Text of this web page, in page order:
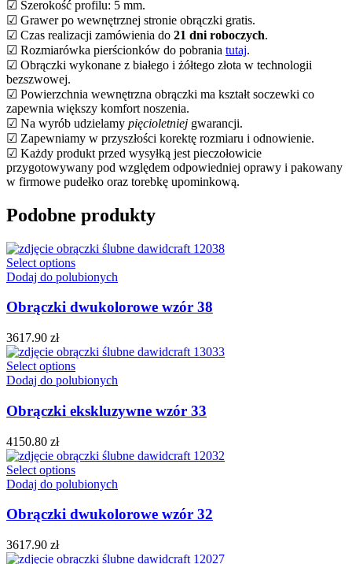
☑ Szerokość profilu: 5 mm.
☑ Grawer po wewnętrznej stronie obrączki gratis.
☑ Czas realizacji zamówienia do 21 dni roboczych.
☑ Rozmiarówka pierścionków do pobrania tutaj.
☑ Obrączki wykonane z białego i żółtego złota w technologii
bezszwowej.
☑ Powierzchnia wewnętrzna obrączki ma kształt soczewki co
zapewnia większy komfort noszenia.
☑ Na wyrób udzielamy pięcioletniej gwarancji.
☑ Zapewniamy w przyszłości korektę rozmiaru i odnowienie.
☑ Każdy produkt przed wysyłką jest pieczołowicie
przygotowywany pod względem odpowiedniej oprawy i pakowany
w firmowe pudełko oraz torebkę upominkową.
Podobne produkty
Select options
Dodaj do polubionych
Obrączki dwukolorowe wzór 38
3617.90 zł
Select options
Dodaj do polubionych
Obrączki ekskluzywne wzór 33
4150.80 zł
Select options
Dodaj do polubionych
Obrączki dwukolorowe wzór 32
3617.90 zł